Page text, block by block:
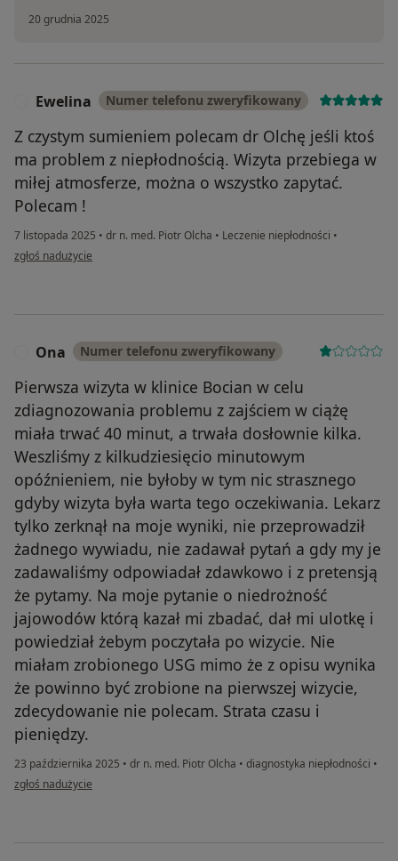
20 grudnia 2025
Ewelina Numer telefonu zweryfikowany
Z czystym sumieniem polecam dr Olchę jeśli ktoś
ma problem z niepłodnością. Wizyta przebiega w
miłej atmosferze, można o wszystko zapytać.
Polecam !
7 listopada 2025 • dr n. med. Piotr Olcha • Leczenie niepłodności •
w opinii użytkownika Ewelina
zgłoś nadużycie
Ona Numer telefonu zweryfikowany
Pierwsza wizyta w klinice Bocian w celu
zdiagnozowania problemu z zajściem w ciążę
miała trwać 40 minut, a trwała dosłownie kilka.
Weszliśmy z kilkudziesięcio minutowym
opóźnieniem, nie byłoby w tym nic strasznego
gdyby wizyta była warta tego oczekiwania. Lekarz
tylko zerknął na moje wyniki, nie przeprowadził
żadnego wywiadu, nie zadawał pytań a gdy my je
zadawaliśmy odpowiadał zdawkowo i z pretensją
że pytamy. Na moje pytanie o niedrożność
jajowodów którą kazał mi zbadać, dał mi ulotkę i
powiedział żebym poczytała po wizycie. Nie
miałam zrobionego USG mimo że z opisu wynika
że powinno być zrobione na pierwszej wizycie,
zdecydowanie nie polecam. Strata czasu i
pieniędzy.
23 października 2025 • dr n. med. Piotr Olcha • diagnostyka niepłodności •
w opinii użytkownika Ona
zgłoś nadużycie